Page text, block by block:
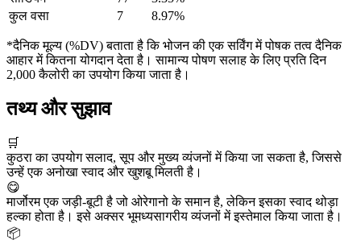
कुल वसा
7 8.97%
*दैनिक मूल्य (%DV) बताता है कि भोजन की एक सर्विंग में पोषक तत्व दैनिक
आहार में कितना योगदान देता है। सामान्य पोषण सलाह के लिए प्रति दिन
2,000 कैलोरी का उपयोग किया जाता है।
तथ्य और सुझाव
🛒
कुठरा का उपयोग सलाद, सूप और मुख्य व्यंजनों में किया जा सकता है, जिससे
उन्हें एक अनोखा स्वाद और खुशबू मिलती है।
😋
मार्जोरम एक जड़ी-बूटी है जो ओरेगानो के समान है, लेकिन इसका स्वाद थोड़ा
हल्का होता है। इसे अक्सर भूमध्यसागरीय व्यंजनों में इस्तेमाल किया जाता है।
📦